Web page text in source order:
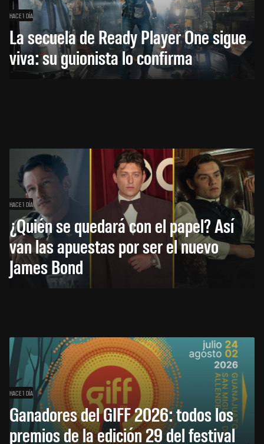
HACE 1 DÍA
La secuela de Ready Player One sigue
viva: su guionista lo confirma
HACE 1 DÍA
¿Quién se quedará con el papel? Así
van las apuestas por ser el nuevo
James Bond
HACE 1 DÍA
Ganadores del GIFF 2026: todos los
premios de la edición 29 del festival